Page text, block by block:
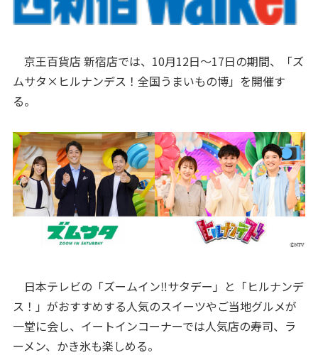
京王百貨店 新宿店では、10月12日～17日の期間、「ズ
ムサタ×ヒルナンデス！全国うまいもの博」を開催す
る。
日本テレビの「ズームイン‼サタデー」と「ヒルナンデ
ス！」がおすすめする人気のスイーツやご当地グルメが
一堂に会し、イートインコーナーでは人気店の寿司、ラ
ーメン、かき氷も楽しめる。